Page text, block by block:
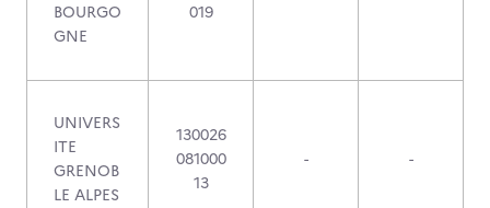
BOURGO
GNE
019
UNIVERS
ITE
GRENOB
LE ALPES
130026
081000
13
- -